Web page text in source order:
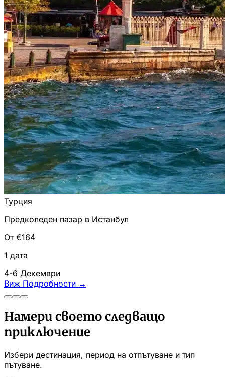
Турция
Предколеден пазар в Истанбул
От €164
1 дата
4-6 Декември
Виж Подробности →
Намери своето следващо
приключение
Избери дестинация, период на отпътуване и тип
пътуване.